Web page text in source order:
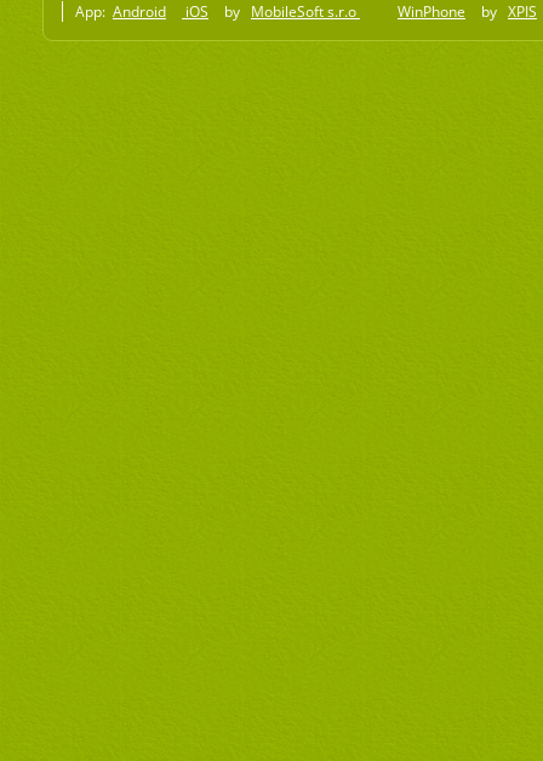
App: Android iOS by MobileSoft s.r.o WinPhone by XPIS